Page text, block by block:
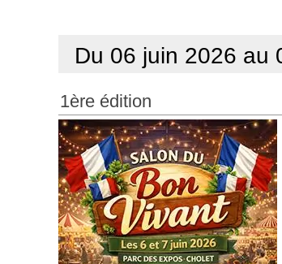
Du 06 juin 2026 au
1ère édition